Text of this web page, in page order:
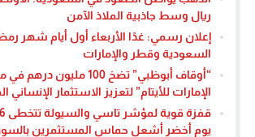
ريال وسط جاذبية الملاذ الآمن
إعلان رسمي: غدًا الأربعاء أول أيام شهر
السعودية وقطر والإمارات
“أوقاف أبوظبي” تضخ 100 مليون
الإمارات للأيتام” لتعزيز الاستثمار الإنساني
يوم أخضر أشعل حماس المستثمرين